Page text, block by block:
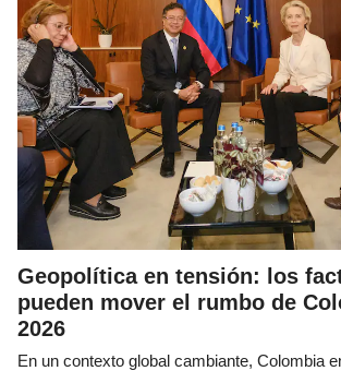
Geopolítica en tensión: los
pueden mover el rumbo de
2026
En un contexto global cambiante, Colombia